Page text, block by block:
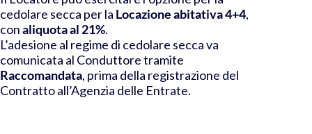
cedolare secca per la Locazione abitativa 4+4,
conaliquota al 21%.
L’adesione al regime di cedolare secca va
comunicata al Conduttore tramite
Raccomandata, prima della registrazione del
Contratto all’Agenzia delle Entrate.